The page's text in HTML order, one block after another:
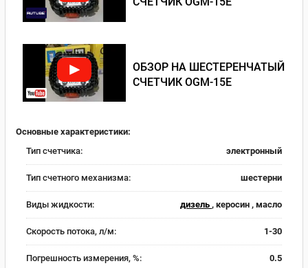
ОБЗОР НА ШЕСТЕРЕНЧАТЫЙ
СЧЕТЧИК OGM-15E
Основные характеристики:
Тип счетчика:
электронный
Тип счетного механизма: шестерни
Виды жидкости: дизель , керосин , масло
Скорость потока, л/м: 1-30
Погрешность измерения, %: 0.5